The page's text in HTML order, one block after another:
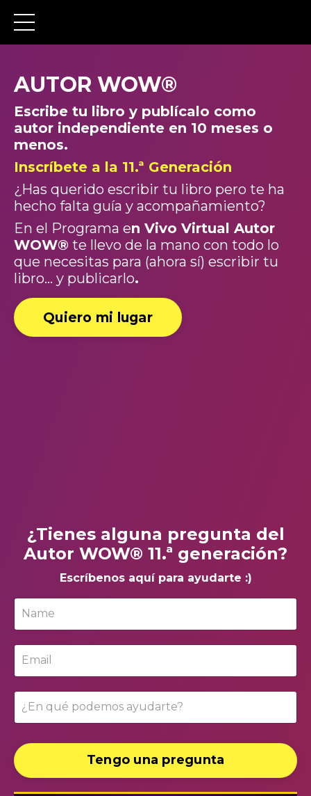
AUTOR WOW®
Escribe tu libro y publícalo como
autor independiente en 10 meses o
menos.
Inscríbete a la 11.ª Generación
¿Has querido escribir tu libro pero te ha
hecho falta guía y acompañamiento?
En el Programa en Vivo Virtual Autor
WOW® te llevo de la mano con todo lo
que necesitas para (ahora sí) escribir tu
libro... y publicarlo.
Quiero mi lugar
¿Tienes alguna pregunta del
Autor WOW® 11.ª generación?
Escríbenos aquí para ayudarte :)
Tengo una pregunta